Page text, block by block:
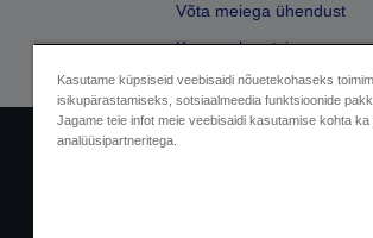
Võta meiega ühendust
Kaupmehe otsing
Kasutame küpsiseid veebisaidi nõuetekohaseks
isikupärastamiseks, sotsiaalmeedia funktsioonide
Jagame teie infot meie veebisaidi kasutamise kohta
analüüsipartneritega.